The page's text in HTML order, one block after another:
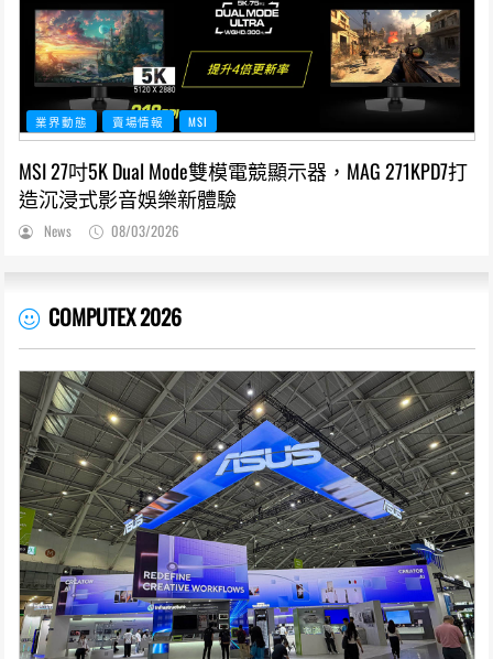
業界動態 賣場情報 MSI
MSI 27吋5K Dual Mode雙模電競顯示器，MAG 271KPD7打
造沉浸式影音娛樂新體驗
News 08/03/2026
COMPUTEX 2026